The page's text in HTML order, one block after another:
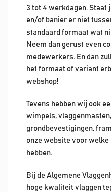
3 tot 4 werkdagen. Staat
en/of banier er niet
standaard formaat wat
Neem dan gerust even
medewerkers. En dan
het formaat of variant
webshop!
Tevens hebben wij ook
wimpels,
grondbevestigingen,
onze website voor
hebben.
Bij de Algemene
hoge kwaliteit vlaggen